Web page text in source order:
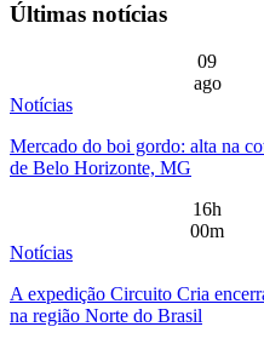
Últimas notícias
09
ago
Notícias
Mercado do boi gordo: alta na
de Belo Horizonte, MG
16h
00m
Notícias
A expedição Circuito Cria
na região Norte do Brasil